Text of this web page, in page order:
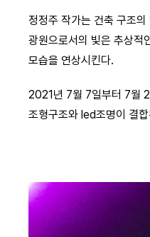
정정주 작가는 건축 구조
광원으로서의 빛은 추상적
모습을 연상시킨다.
2021년 7월 7일부터 7월
조형구조와 led조명이 결